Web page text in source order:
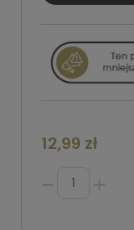
12,99 zł